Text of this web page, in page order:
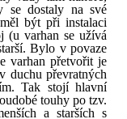
se dostaly na své
být při instalaci
(u varhan se užívá
Bylo v povaze
varhan přetvořit je
duchu převratných
Tak stojí hlavní
touhy po tzv.
a starších s